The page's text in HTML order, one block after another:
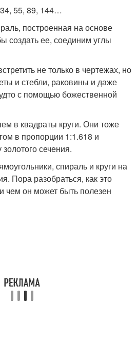
55, 89, 144…
построенная на основе
создать ее, соединим углы
не только в чертежах, но
и стебли, раковины и даже
с помощью божественной
в квадраты круги. Они тоже
в пропорции 1:1.618 и
сечения.
спираль и круги на
Пора разобраться, как это
чем он может быть полезен